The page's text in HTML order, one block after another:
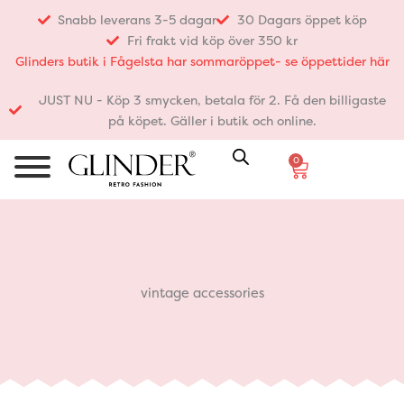
innehåll
Snabb leverans 3-5 dagar
30 Dagars öppet köp
Fri frakt vid köp över 350 kr
Glinders butik i Fågelsta har sommaröppet- se öppettider här
JUST NU - Köp 3 smycken, betala för 2. Få den billigaste
på köpet. Gäller i butik och online.
0
Varukorg
vintage accessories